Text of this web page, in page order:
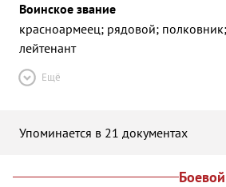
Воинское звание
красноармеец; рядовой; полковник;
лейтенант
Ещё
Упоминается в 21 документах